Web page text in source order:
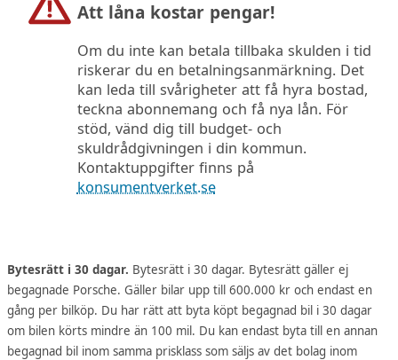
Att låna kostar pengar!
Om du inte kan betala tillbaka skulden i tid
riskerar du en betalningsanmärkning. Det
kan leda till svårigheter att få hyra bostad,
teckna abonnemang och få nya lån. För
stöd, vänd dig till budget- och
skuldrådgivningen i din kommun.
Kontaktuppgifter finns på
konsumentverket.se
Bytesrätt i 30 dagar. Bytesrätt i 30 dagar. Bytesrätt gäller ej
begagnade Porsche. Gäller bilar upp till 600.000 kr och endast en
gång per bilköp. Du har rätt att byta köpt begagnad bil i 30 dagar
om bilen körts mindre än 100 mil. Du kan endast byta till en annan
begagnad bil inom samma prisklass som säljs av det bolag inom